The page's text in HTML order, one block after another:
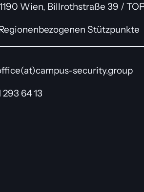
Wien, Billrothstraße 39 /
Stützpunkte
security.group
293 64 13